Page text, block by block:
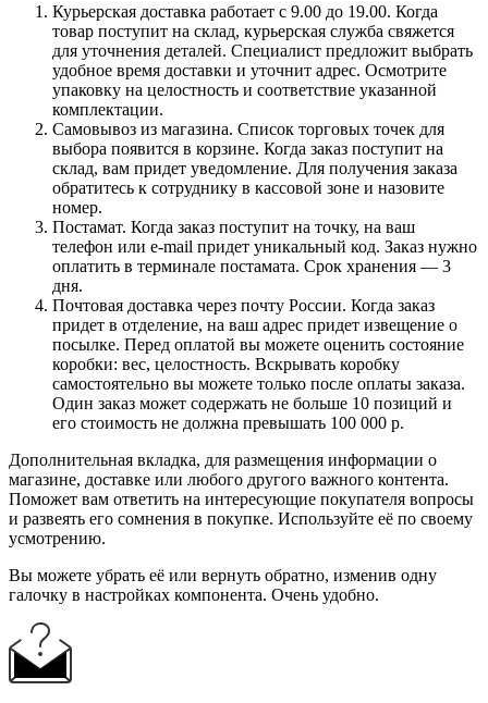
Курьерская доставка работает с 9.00 до 19.00. Когда
товар поступит на склад, курьерская служба свяжется
для уточнения деталей. Специалист предложит выбрать
удобное время доставки и уточнит адрес. Осмотрите
упаковку на целостность и соответствие указанной
комплектации.
Самовывоз из магазина. Список торговых точек для
выбора появится в корзине. Когда заказ поступит на
склад, вам придет уведомление. Для получения заказа
обратитесь к сотруднику в кассовой зоне и назовите
номер.
Постамат. Когда заказ поступит на точку, на ваш
телефон или e-mail придет уникальный код. Заказ нужно
оплатить в терминале постамата. Срок хранения — 3
дня.
Почтовая доставка через почту России. Когда заказ
придет в отделение, на ваш адрес придет извещение о
посылке. Перед оплатой вы можете оценить состояние
коробки: вес, целостность. Вскрывать коробку
самостоятельно вы можете только после оплаты заказа.
Один заказ может содержать не больше 10 позиций и
его стоимость не должна превышать 100 000 р.
Дополнительная вкладка, для размещения информации о
магазине, доставке или любого другого важного контента.
Поможет вам ответить на интересующие покупателя вопросы
и развеять его сомнения в покупке. Используйте её по своему
усмотрению.
Вы можете убрать её или вернуть обратно, изменив одну
галочку в настройках компонента. Очень удобно.